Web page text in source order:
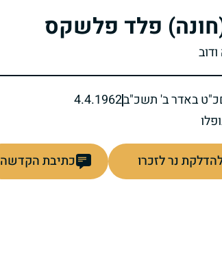
פלד פלשקס
כ"ט באדר ב' תשכ"ב4.4.1962
נר לזכרו כתיבת הקדשה